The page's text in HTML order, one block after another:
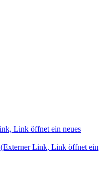
Link öffnet ein neues
(Externer Link, Link öffnet ein